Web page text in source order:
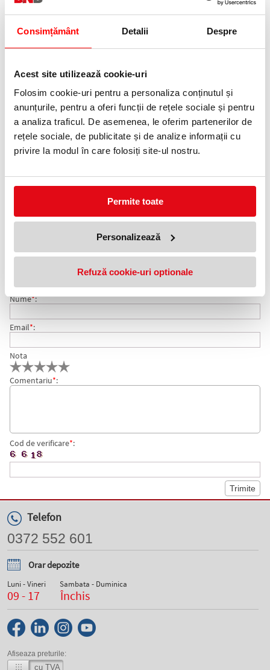
Consimțământ Detalii Despre
Acest site utilizează cookie-uri
Folosim cookie-uri pentru a personaliza conținutul și
anunțurile, pentru a oferi funcții de rețele sociale și pentru
a analiza traficul. De asemenea, le oferim partenerilor de
rețele sociale, de publicitate și de analize informații cu
privire la modul în care folosiți site-ul nostru.
Permite toate
Personalizează
Refuză cookie-uri optionale
In stoc
Informatii livrare
Telefon:
Dimensiune: 61 x 86 cm.
Rezerva hartie cu gauri pentru flipchart.
COMENTARII REZERVA HARTIE 61 X 86 CM FLIPCHART
Nu exista comentarii. Fii primul care comenteaza acest produs!
Adresa de e-mail ramane confidentiala si nu va fi afisata pe site.
Nume*:
Email*:
Nota
Comentariu*:
Cod de verificare*:
Telefon
0372 552 601
Orar depozite
Luni - Vineri
09 - 17
Sambata - Duminica
Închis
Afiseaza preturile:
cu TVA